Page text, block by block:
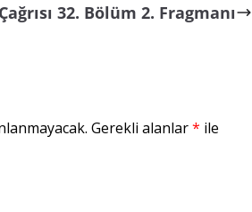
32. Bölüm 2. Fragmanı
Gerekli alanlar* ile